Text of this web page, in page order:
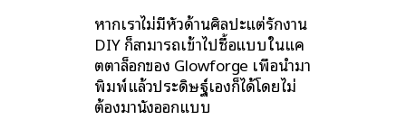
หากเราไม่มีหัวด้านศิลปะแต่รักงาน
DIY ก็สามารถเข้าไปซื้อแบบในแค
ตตาล็อกของ Glowforge เพื่อนำมา
พิมพ์แล้วประดิษฐ์เองก็ได้โดยไม่
ต้องมานั่งออกแบบ